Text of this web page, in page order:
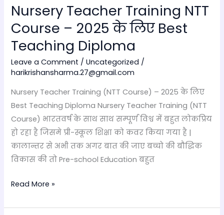
Nursery Teacher Training NTT
Course – 2025 के लिए Best
Teaching Diploma
Leave a Comment /Uncategorized /
harikrishansharma.27@gmail.com
Nursery Teacher Training (NTT Course) – 2025 के लिए
Best Teaching Diploma Nursery Teacher Training (NTT
Course) भारतवर्ष के साथ साथ सम्पूर्ण विश्व में बहुत लोकप्रिय
हो रहा है जिसमे प्री-स्कूल शिक्षा को कवर किया गया है |
कालान्तर से अभी तक अगर बात की जाए बच्चो की बौद्धिक
विकास की तो Pre-school Education बहुत
Nursery
Teacher
Training
NTT
Course
–
2025
के
लिए
Best
Teaching
Diploma
Read More »